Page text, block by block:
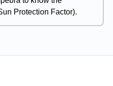
Protection Factor).